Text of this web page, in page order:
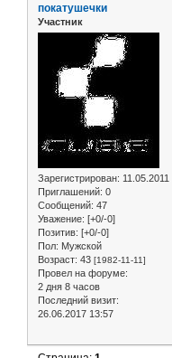
покатушечки
Участник
Зарегистрирован: 11.05.2011
Приглашений: 0
Сообщений: 47
Уважение: [+0/-0]
Позитив: [+0/-0]
Пол: Мужской
Возраст: 43 [1982-11-11]
Провел на форуме:
2 дня 8 часов
Последний визит:
26.06.2017 13:57